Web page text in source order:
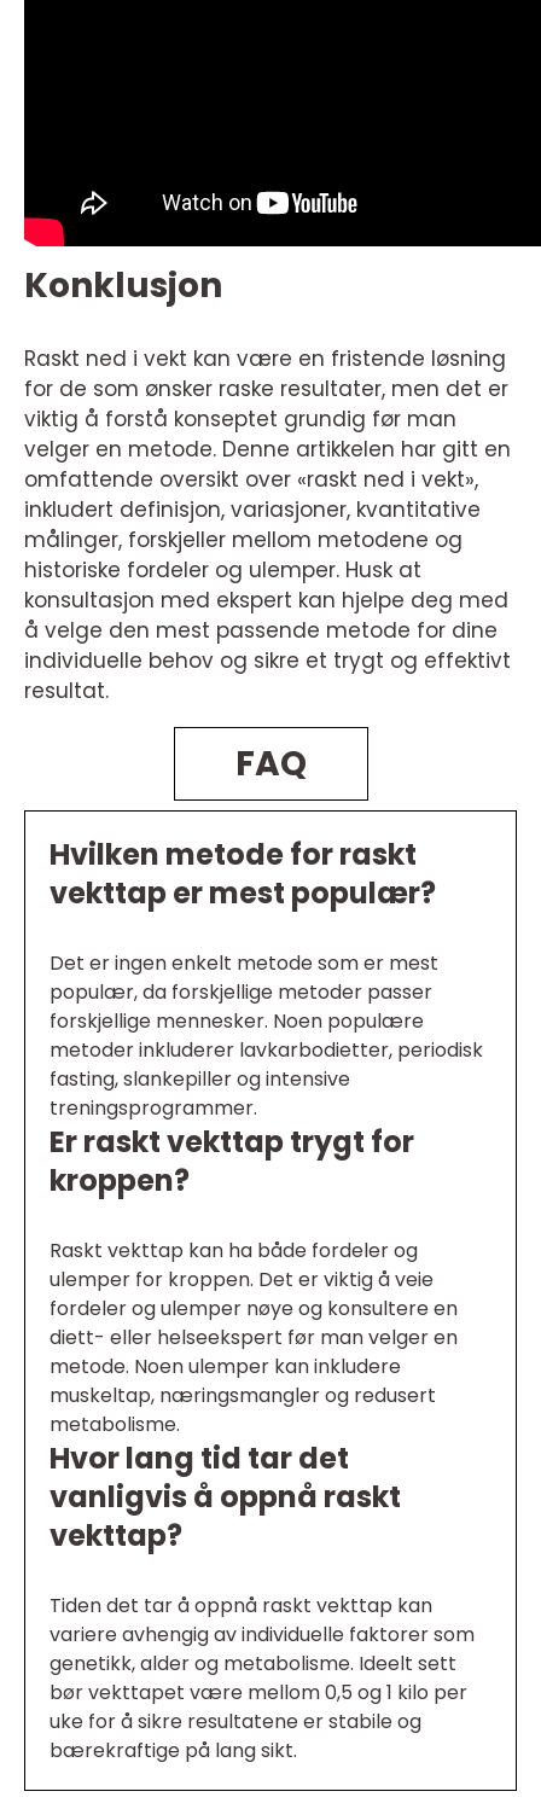
Konklusjon
Raskt ned i vekt kan være en fristende løsning
for de som ønsker raske resultater, men det er
viktig å forstå konseptet grundig før man
velger en metode. Denne artikkelen har gitt en
omfattende oversikt over «raskt ned i vekt»,
inkludert definisjon, variasjoner, kvantitative
målinger, forskjeller mellom metodene og
historiske fordeler og ulemper. Husk at
konsultasjon med ekspert kan hjelpe deg med
å velge den mest passende metode for dine
individuelle behov og sikre et trygt og effektivt
resultat.
FAQ
Hvilken metode for raskt
vekttap er mest populær?
Det er ingen enkelt metode som er mest
populær, da forskjellige metoder passer
forskjellige mennesker. Noen populære
metoder inkluderer lavkarbodietter, periodisk
fasting, slankepiller og intensive
treningsprogrammer.
Er raskt vekttap trygt for
kroppen?
Raskt vekttap kan ha både fordeler og
ulemper for kroppen. Det er viktig å veie
fordeler og ulemper nøye og konsultere en
diett- eller helseekspert før man velger en
metode. Noen ulemper kan inkludere
muskeltap, næringsmangler og redusert
metabolisme.
Hvor lang tid tar det
vanligvis å oppnå raskt
vekttap?
Tiden det tar å oppnå raskt vekttap kan
variere avhengig av individuelle faktorer som
genetikk, alder og metabolisme. Ideelt sett
bør vekttapet være mellom 0,5 og 1 kilo per
uke for å sikre resultatene er stabile og
bærekraftige på lang sikt.